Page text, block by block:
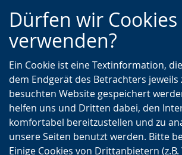
Zur
Zur
Zum
Inhalt
Dürfen wir Cookies
verwenden?
Ein Cookie ist eine Textinformation,
dem Endgerät des Betrachters jeweils
besuchten Website gespeichert
helfen uns und Dritten dabei, den
komfortabel bereitzustellen und zu
unsere Seiten benutzt werden. Bitte
Einige Cookies von Drittanbietern (z.B.